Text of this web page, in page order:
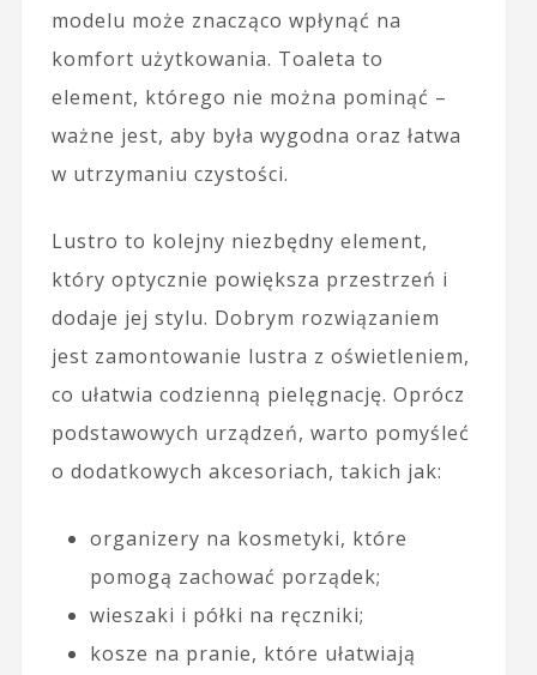
modelu może znacząco wpłynąć na
komfort użytkowania. Toaleta to
element, którego nie można pominąć –
ważne jest, aby była wygodna oraz łatwa
w utrzymaniu czystości.
Lustro to kolejny niezbędny element,
który optycznie powiększa przestrzeń i
dodaje jej stylu. Dobrym rozwiązaniem
jest zamontowanie lustra z oświetleniem,
co ułatwia codzienną pielęgnację. Oprócz
podstawowych urządzeń, warto pomyśleć
o dodatkowych akcesoriach, takich jak:
organizery na kosmetyki, które
pomogą zachować porządek;
wieszaki i półki na ręczniki;
kosze na pranie, które ułatwiają